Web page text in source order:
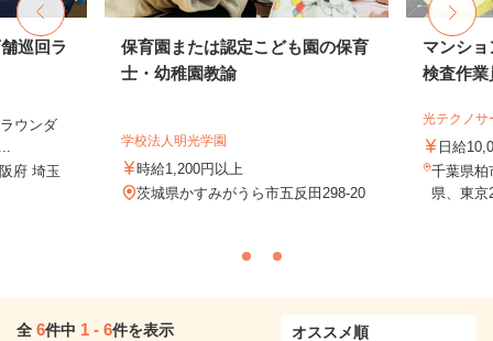
巡回ラ
ウンダ
府 埼玉
保育園または認定こども園の保育
士・幼稚園教諭
学校法人明光学園
時給1,200円以上
茨城県かすみがうら市五反田298-20
マンシ
検査作業
光テクノサ
日給
千葉県柏
県、東
全 6件中 1 - 6件を表示